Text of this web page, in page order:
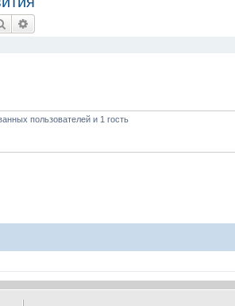
Поиск
пользователей и 1 гость